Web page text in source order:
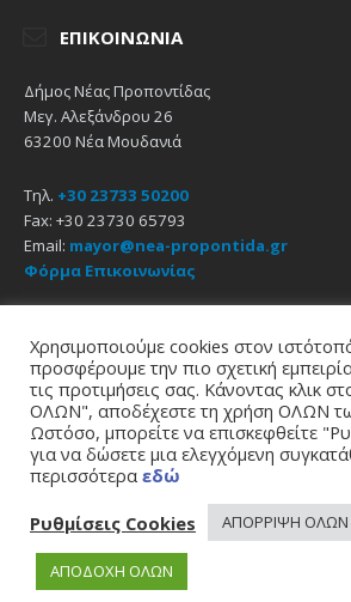
ΕΠΙΚΟΙΝΩΝΊΑ
Δήμος Νέας Προποντίδας
Μεγ. Αλεξάνδρου 26
63200 Νέα Μουδανιά
Τηλ. +30 23733 50200
Fax: +30 23730 65793
Email: mayor@nea-propontida.gr
Φόρμα Επικοινωνίας
Email
Αρχική Πολιτική Απορρήτου
© 2021
Δήμος Νέας
σχεδίαση - υποστήριξη
Χρησιμοποιούμε cookies στον
προσφέρουμε την πιο σχετική
τις προτιμήσεις σας. Κάνοντας κλικ
ΟΛΩΝ", αποδέχεστε τη χρήση ΟΛΩΝ
Ωστόσο, μπορείτε να επισκεφθείτε
για να δώσετε μια ελεγχόμενη
περισσότερα εδώ
Ρυθμίσεις Cookies
ΑΠΟΡΡΙΨΗ ΟΛΩΝ
ΑΠΟΔΟΧΗ ΟΛΩΝ